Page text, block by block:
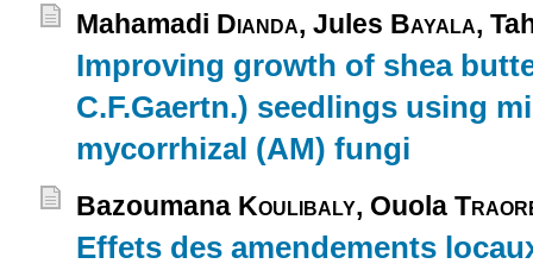
Mahamadi Dianda, Jules Bayala,
Improving growth of shea
C.F.Gaertn.) seedlings using
mycorrhizal (AM) fungi
Bazoumana Koulibaly, Ouola
Effets des amendements